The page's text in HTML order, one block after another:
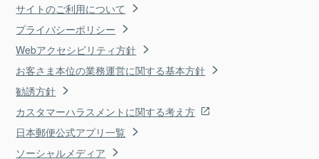
サイトのご利用について
プライバシーポリシー
Webアクセシビリティ方針
お客さま本位の業務運営に関する基本方針
勧誘方針
カスタマーハラスメントに関する考え方
日本郵便公式アプリ一覧
ソーシャルメディア